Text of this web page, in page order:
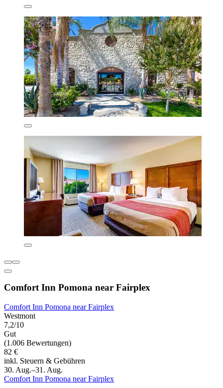
Comfort Inn Pomona near Fairplex
Comfort Inn Pomona near Fairplex
Westmont
7,2/10
Gut
(1.006 Bewertungen)
82 €
inkl. Steuern & Gebühren
30. Aug.–31. Aug.
Comfort Inn Pomona near Fairplex